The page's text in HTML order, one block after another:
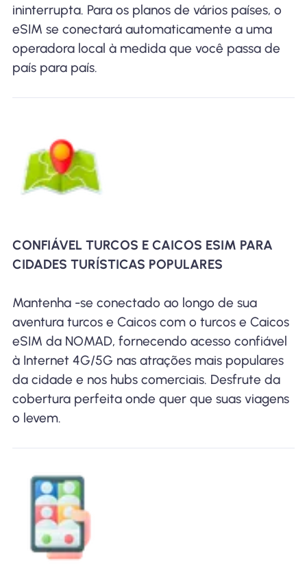
ininterrupta. Para os planos de vários países, o
eSIM se conectará automaticamente a uma
operadora local à medida que você passa de
país para país.
CONFIÁVEL TURCOS E CAICOS ESIM PARA
CIDADES TURÍSTICAS POPULARES
Mantenha -se conectado ao longo de sua
aventura turcos e Caicos com o turcos e Caicos
eSIM da NOMAD, fornecendo acesso confiável
à Internet 4G/5G nas atrações mais populares
da cidade e nos hubs comerciais. Desfrute da
cobertura perfeita onde quer que suas viagens
o levem.